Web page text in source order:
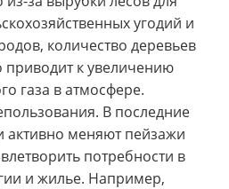
угодий и
количество деревьев
приводит к увеличению
газа в атмосфере.
В последние
активно меняют пейзажи
потребности в
и жилье. Например,